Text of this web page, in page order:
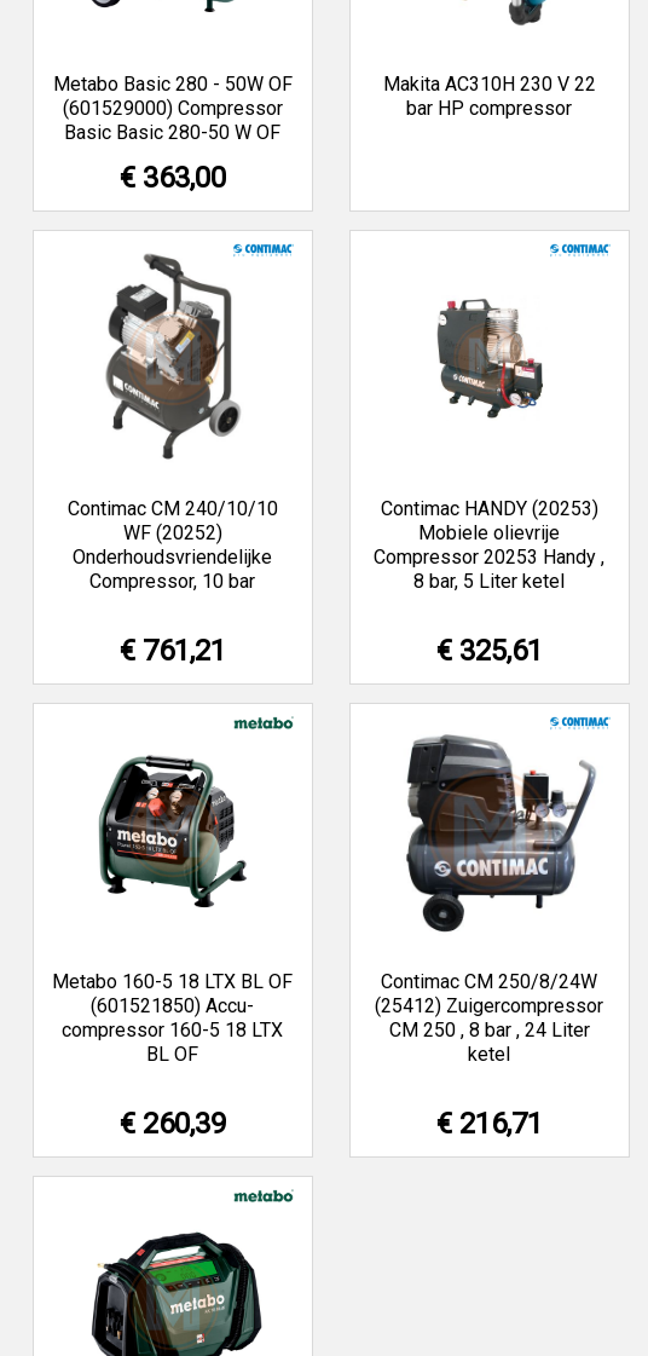
Metabo Basic 280 - 50W OF
(601529000) Compressor
Basic Basic 280-50 W OF
€ 363,00
Makita AC310H 230 V 22
bar HP compressor
Contimac CM 240/10/10
WF (20252)
Onderhoudsvriendelijke
Compressor, 10 bar
€ 761,21
Contimac HANDY (20253)
Mobiele olievrije
Compressor 20253 Handy ,
8 bar, 5 Liter ketel
€ 325,61
Metabo 160-5 18 LTX BL OF
(601521850) Accu-
compressor 160-5 18 LTX
BL OF
€ 260,39
Contimac CM 250/8/24W
(25412) Zuigercompressor
CM 250 , 8 bar , 24 Liter
ketel
€ 216,71